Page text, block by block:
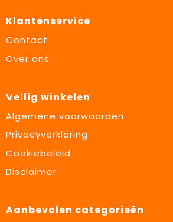
Klantenservice
Contact
Over ons
Veilig winkelen
Algemene voorwaarden
Privacyverklaring
Cookiebeleid
Disclaimer
Aanbevolen categorieën